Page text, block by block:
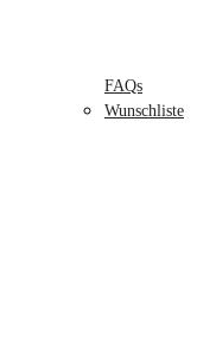
FAQs
Wunschliste